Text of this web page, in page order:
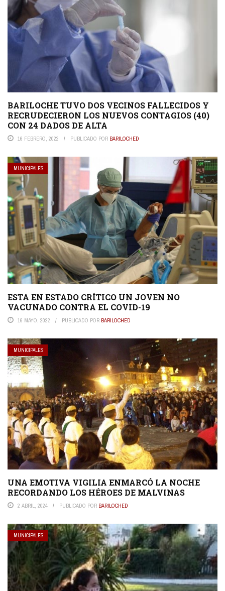
BARILOCHE TUVO DOS VECINOS FALLECIDOS Y
RECRUDECIERON LOS NUEVOS CONTAGIOS (40)
CON 24 DADOS DE ALTA
16 FEBRERO, 2022 PUBLICADO POR BARILOCHED
MUNICIPALES
ESTA EN ESTADO CRÍTICO UN JOVEN NO
VACUNADO CONTRA EL COVID-19
16 MAYO, 2022 PUBLICADO POR BARILOCHED
MUNICIPALES
UNA EMOTIVA VIGILIA ENMARCÓ LA NOCHE
RECORDANDO LOS HÉROES DE MALVINAS
2 ABRIL, 2024 PUBLICADO POR BARILOCHED
MUNICIPALES